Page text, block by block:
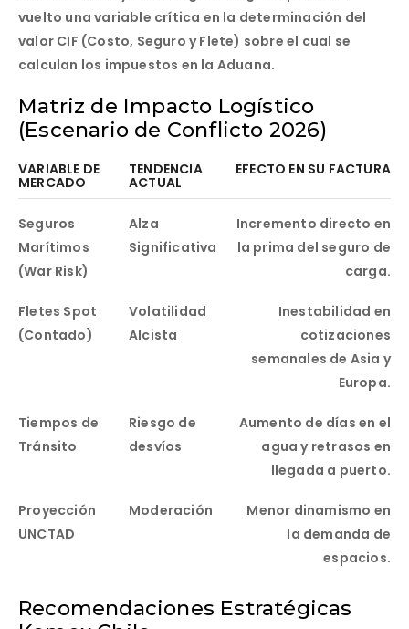
vuelto una variable crítica en la determinación del
valor CIF (Costo, Seguro y Flete) sobre el cual se
calculan los impuestos en la Aduana.
Matriz de Impacto Logístico
(Escenario de Conflicto 2026)
VARIABLE DE
MERCADO
TENDENCIA
ACTUAL
EFECTO EN SU FACTURA
Seguros
Marítimos
(War Risk)
Alza
Significativa
Incremento directo en
la prima del seguro de
carga.
Fletes Spot
(Contado)
Volatilidad
Alcista
Inestabilidad en
cotizaciones
semanales de Asia y
Europa.
Tiempos de
Tránsito
Riesgo de
desvíos
Aumento de días en el
agua y retrasos en
llegada a puerto.
Proyección
UNCTAD
Moderación
Menor dinamismo en
la demanda de
espacios.
Recomendaciones Estratégicas